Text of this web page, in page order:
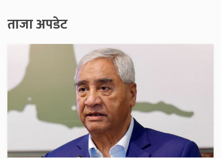
ताजा अपडेट